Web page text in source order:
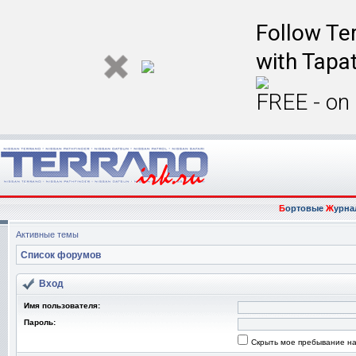
Follow
with
FREE -
БортовыеЖ
Активные темы
Список форумов
Вход
Имя пользователя:
Пароль:
Скрыть мое пребывание